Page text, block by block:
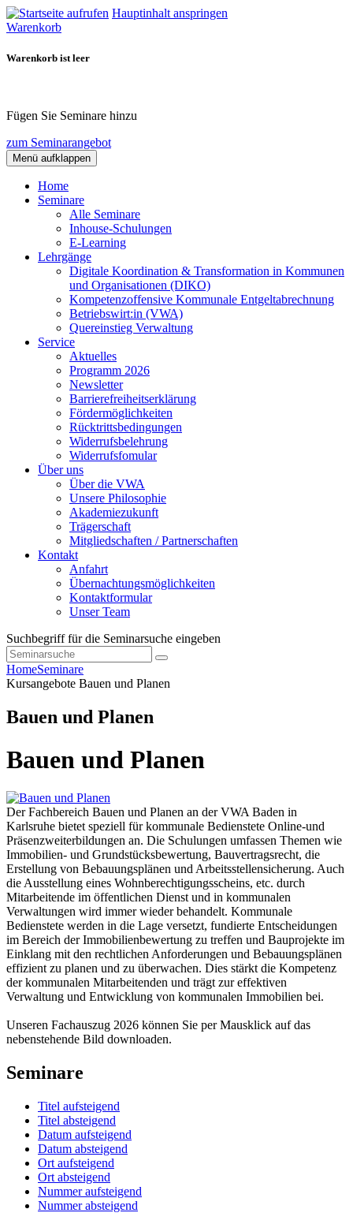
Hauptinhalt anspringen
Warenkorb
Warenkorb ist leer
Fügen Sie Seminare hinzu
zum Seminarangebot
Menü aufklappen
Home
Seminare
Alle Seminare
Inhouse-Schulungen
E-Learning
Lehrgänge
Digitale Koordination & Transformation in Kommunen
und Organisationen (DIKO)
Kompetenzoffensive Kommunale Entgeltabrechnung
Betriebswirt:in (VWA)
Quereinstieg Verwaltung
Service
Aktuelles
Programm 2026
Newsletter
Barrierefreiheitserklärung
Fördermöglichkeiten
Rücktrittsbedingungen
Widerrufsbelehrung
Widerrufsfomular
Über uns
Über die VWA
Unsere Philosophie
Akademiezukunft
Trägerschaft
Mitgliedschaften / Partnerschaften
Kontakt
Anfahrt
Übernachtungsmöglichkeiten
Kontaktformular
Unser Team
Suchbegriff für die Seminarsuche eingeben
HomeSeminare
Kursangebote Bauen und Planen
Bauen und Planen
Bauen und Planen
Der Fachbereich Bauen und Planen an der VWA Baden in
Karlsruhe bietet speziell für kommunale Bedienstete Online-und
Präsenzweiterbildungen an. Die Schulungen umfassen Themen wie
Immobilien- und Grundstücksbewertung, Bauvertragsrecht, die
Erstellung von Bebauungsplänen und Arbeitsstellensicherung. Auch
die Ausstellung eines Wohnberechtigungsscheins, etc. durch
Mitarbeitende im öffentlichen Dienst und in kommunalen
Verwaltungen wird immer wieder behandelt. Kommunale
Bedienstete werden in die Lage versetzt, fundierte Entscheidungen
im Bereich der Immobilienbewertung zu treffen und Bauprojekte im
Einklang mit den rechtlichen Anforderungen und Bebauungsplänen
effizient zu planen und zu überwachen. Dies stärkt die Kompetenz
der kommunalen Mitarbeitenden und trägt zur effektiven
Verwaltung und Entwicklung von kommunalen Immobilien bei.
Unseren Fachauszug 2026 können Sie per Mausklick auf das
nebenstehende Bild downloaden.
Seminare
Titel aufsteigend
Titel absteigend
Datum aufsteigend
Datum absteigend
Ort aufsteigend
Ort absteigend
Nummer aufsteigend
Nummer absteigend